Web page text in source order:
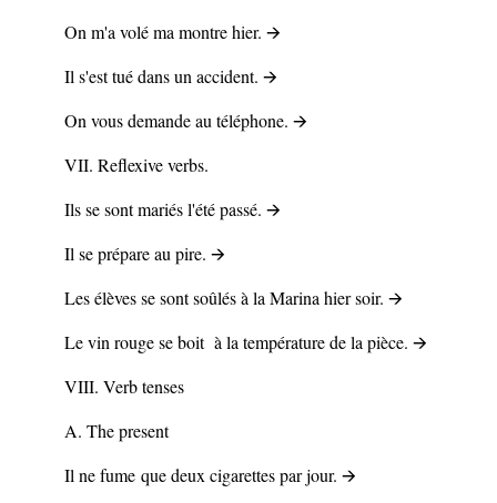
On m'a volé ma montre hier. 🡪
Il s'est tué dans un accident. 🡪
On vous demande au téléphone. 🡪
VII. Reflexive verbs.
Ils se sont mariés l'été passé. 🡪
Il se prépare au pire. 🡪
Les élèves se sont soûlés à la Marina hier soir. 🡪
Le vin rouge se boit à la température de la pièce. 🡪
VIII. Verb tenses
A. The present
Il nefume que deux cigarettes par jour. 🡪